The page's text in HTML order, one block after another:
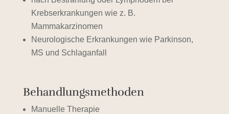
Krebserkrankungen wie z. B.
Mammakarzinomen
Neurologische Erkrankungen wie Parkinson,
MS und Schlaganfall
Behandlungsmethoden
Manuelle Therapie